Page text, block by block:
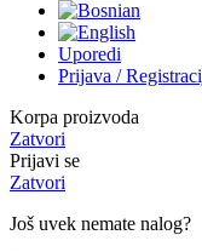
Uporedi
Prijava /
Korpa proizvoda
Zatvori
Prijavi se
Zatvori
Još uvek nemate nalog?